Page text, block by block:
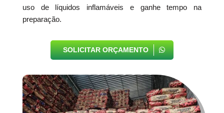
uso de líquidos inflamáveis e ganhe tempo na
preparação.
SOLICITAR ORÇAMENTO